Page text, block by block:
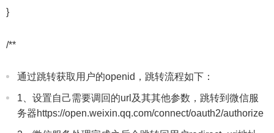
}
/**
通过跳转获取用户的openid，跳转流程如下：
1、设置自己需要调回的url及其其他参数，跳转到微信服
务器https://open.weixin.qq.com/connect/oauth2/authorize